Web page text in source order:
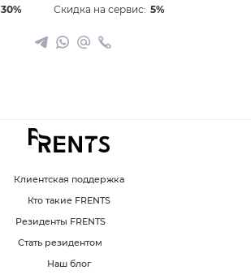
30% Скидка на сервис: 5%
Клиентская поддержка
Кто такие FRENTS
Резиденты FRENTS
Стать резидентом
Наш блог